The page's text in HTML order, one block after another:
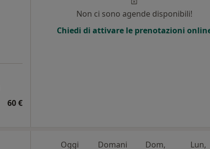
60 €
Non ci sono agende disponibili!
Chiedi di attivare le prenotazioni
Oggi Domani Dom, Lun,